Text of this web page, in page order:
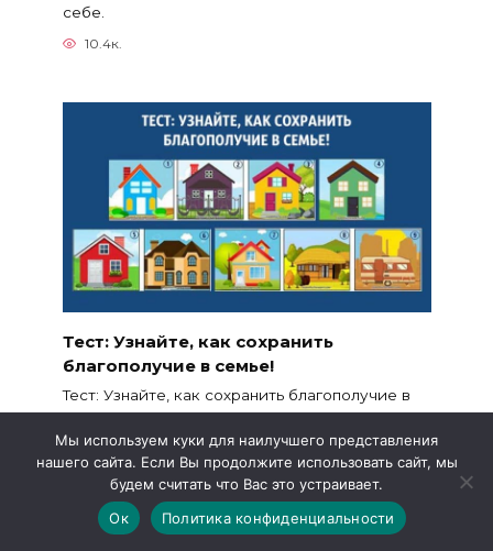
себе.
10.4к.
Тест: Узнайте, как сохранить
благополучие в семье!
Тест: Узнайте, как сохранить благополучие в
семье!
26к.
Мы используем куки для наилучшего представления
нашего сайта. Если Вы продолжите использовать сайт, мы
будем считать что Вас это устраивает.
Ок
Политика конфиденциальности